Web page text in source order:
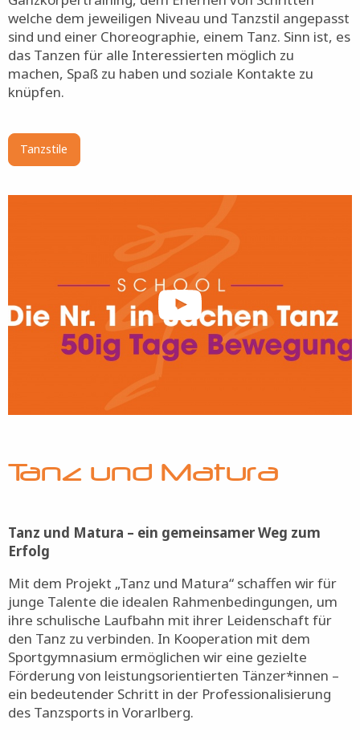
welche dem jeweiligen Niveau und Tanzstil angepasst
sind und einer Choreographie, einem Tanz. Sinn ist, es
das Tanzen für alle Interessierten möglich zu
machen, Spaß zu haben und soziale Kontakte zu
knüpfen.
Tanzstile
Tanz und Matura
Tanz und Matura – ein gemeinsamer Weg zum
Erfolg
Mit dem Projekt „Tanz und Matura“ schaffen wir für
junge Talente die idealen Rahmenbedingungen, um
ihre schulische Laufbahn mit ihrer Leidenschaft für
den Tanz zu verbinden. In Kooperation mit dem
Sportgymnasium ermöglichen wir eine gezielte
Förderung von leistungsorientierten Tänzer*innen –
ein bedeutender Schritt in der Professionalisierung
des Tanzsports in Vorarlberg.